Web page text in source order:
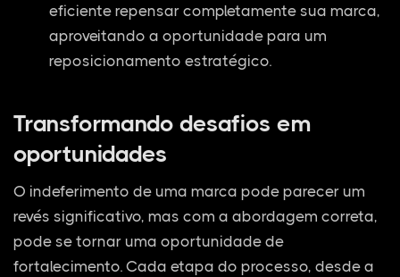
eficiente repensar completamente sua marca,
aproveitando a oportunidade para um
reposicionamento estratégico.
Transformando desafios em
oportunidades
O indeferimento de uma marca pode parecer um
revés significativo, mas com a abordagem correta,
pode se tornar uma oportunidade de
fortalecimento. Cada etapa do processo, desde a